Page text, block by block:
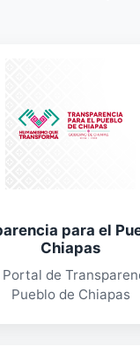
para el
Chiapas
Portal de
Pueblo de Chiapas